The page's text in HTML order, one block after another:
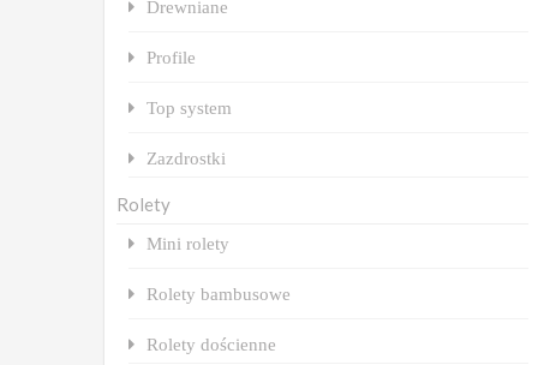
Drewniane
Profile
Top system
Zazdrostki
Rolety
Mini rolety
Rolety bambusowe
Rolety dościenne